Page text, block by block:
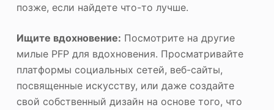
позже, если найдете что-то лучше.
Ищите вдохновение: Посмотрите на другие
милые PFP для вдохновения. Просматривайте
платформы социальных сетей, веб-сайты,
посвященные искусству, или даже создайте
свой собственный дизайн на основе того, что